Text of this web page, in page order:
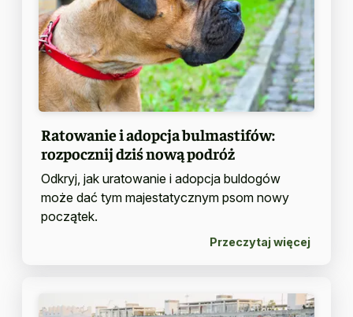
Ratowanie i adopcja bulmastifów:
rozpocznij dziś nową podróż
Odkryj, jak uratowanie i adopcja buldogów
może dać tym majestatycznym psom nowy
początek.
Przeczytaj więcej